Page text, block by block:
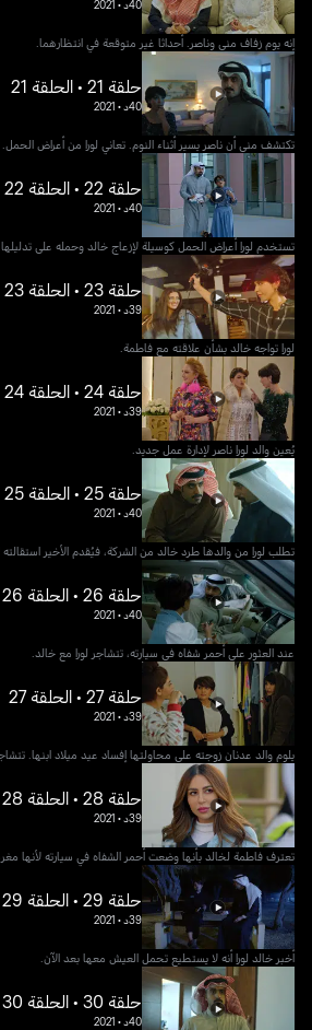
40د •
2021
إنه يوم زفاف منى وناصر. أحداثا غير متوقعة في انتظارهما.
حلقة 21 • الحلقة 21
40د •
2021
تكتشف منى أن ناصر يسير أثناء النوم. تعاني لورا من أعراض الحمل.
حلقة 22 • الحلقة 22
40د •
2021
تستخدم لورا أعراض الحمل كوسيلة لإزعاج خالد وحمله على
حلقة 23 • الحلقة 23
39د •
2021
لورا تواجه خالد بشأن علاقته مع فاطمة.
حلقة 24 • الحلقة 24
39د •
2021
يُعين والد لورا ناصر لإدارة عمل جديد.
حلقة 25 • الحلقة 25
40د •
2021
تطلب لورا من والدها طرد خالد من الشركة، فيُقدم الأخير استقالته
حلقة 26 • الحلقة 26
40د •
2021
عند العثور على أحمر شفاه في سيارته، تتشاجر لورا مع خالد.
حلقة 27 • الحلقة 27
39د •
2021
يلوم والد عدنان زوجته على محاولتها إفساد عيد ميلاد ابنها.
حلقة 28 • الحلقة 28
39د •
2021
تعترف فاطمة لخالد بأنها وضعت أحمر الشفاه في سيارته لأنها
حلقة 29 • الحلقة 29
39د •
2021
أخبر خالد لورا أنه لا يستطيع تحمل العيش معها بعد الآن.
حلقة 30 • الحلقة 30
40د •
2021